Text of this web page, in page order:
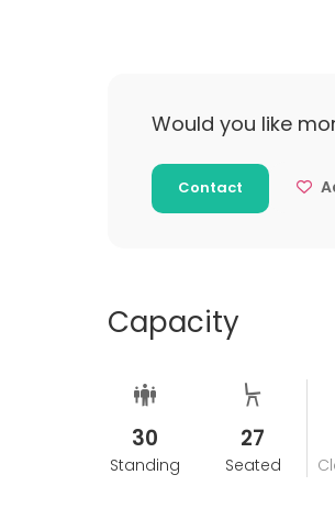
Would you like
Contact
Capacity
30
Standing
27
Seated